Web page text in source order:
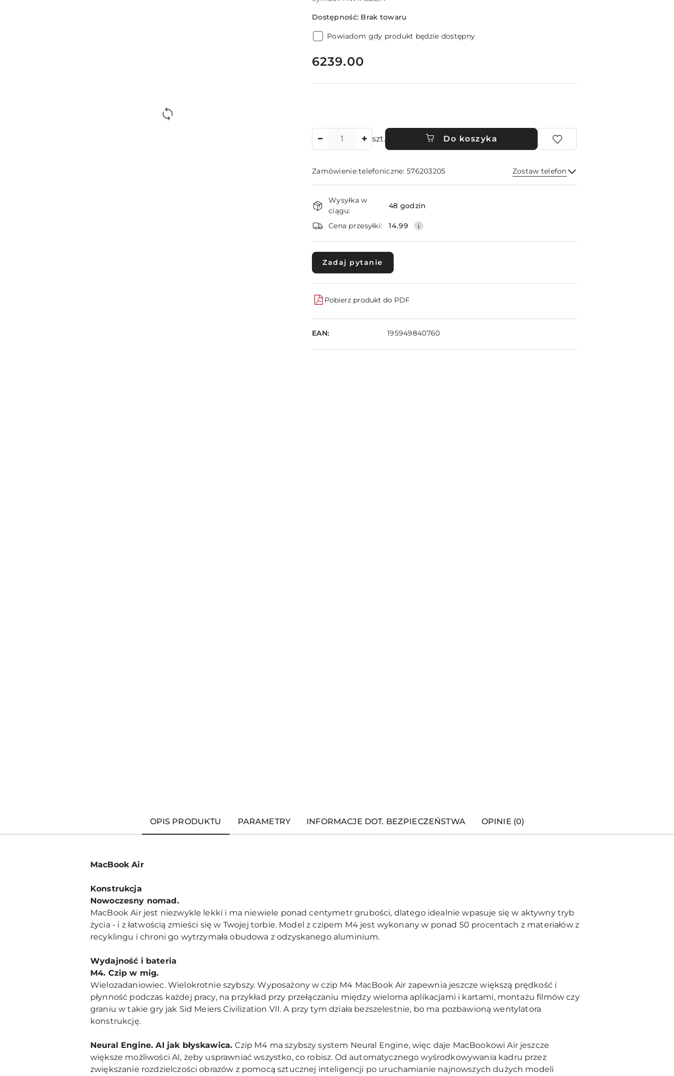
Dostępność: Brak towaru
Powiadom gdy produkt będzie dostępny
cena:
6239.00
szt. Do koszyka
Zamówienie telefoniczne: 576203205 Zostaw telefon
Wyślij
Dostępność
i
dostawa
Wysyłka w
ciągu:
48 godzin
Cena przesyłki: 14.99
Zadaj pytanie
Pobierz produkt do PDF
EAN: 195949840760
OPIS PRODUKTU PARAMETRY INFORMACJE DOT. BEZPIECZEŃSTWA OPINIE (0)
MacBook Air
Konstrukcja
Nowoczesny nomad.
MacBook Air jest niezwykle lekki i ma niewiele ponad centymetr grubości, dlatego idealnie wpasuje się w aktywny tryb
życia - i z łatwością zmieści się w Twojej torbie. Model z czipem M4 jest wykonany w ponad 50 procentach z materiałów z
recyklingu i chroni go wytrzymała obudowa z odzyskanego aluminium.
Wydajność i bateria
M4. Czip w mig.
Wielozadaniowiec. Wielokrotnie szybszy. Wyposażony w czip M4 MacBook Air zapewnia jeszcze większą prędkość i
płynność podczas każdej pracy, na przykład przy przełączaniu między wieloma aplikacjami i kartami, montażu filmów czy
graniu w takie gry jak Sid Meiers Civilization VII. A przy tym działa bezszelestnie, bo ma pozbawioną wentylatora
konstrukcję.
Neural Engine. AI jak błyskawica.Czip M4 ma szybszy system Neural Engine, więc daje MacBookowi Air jeszcze
większe możliwości AI, żeby usprawniać wszystko, co robisz. Od automatycznego wyśrodkowywania kadru przez
zwiększanie rozdzielczości obrazów z pomocą sztucznej inteligencji po uruchamianie najnowszych dużych modeli